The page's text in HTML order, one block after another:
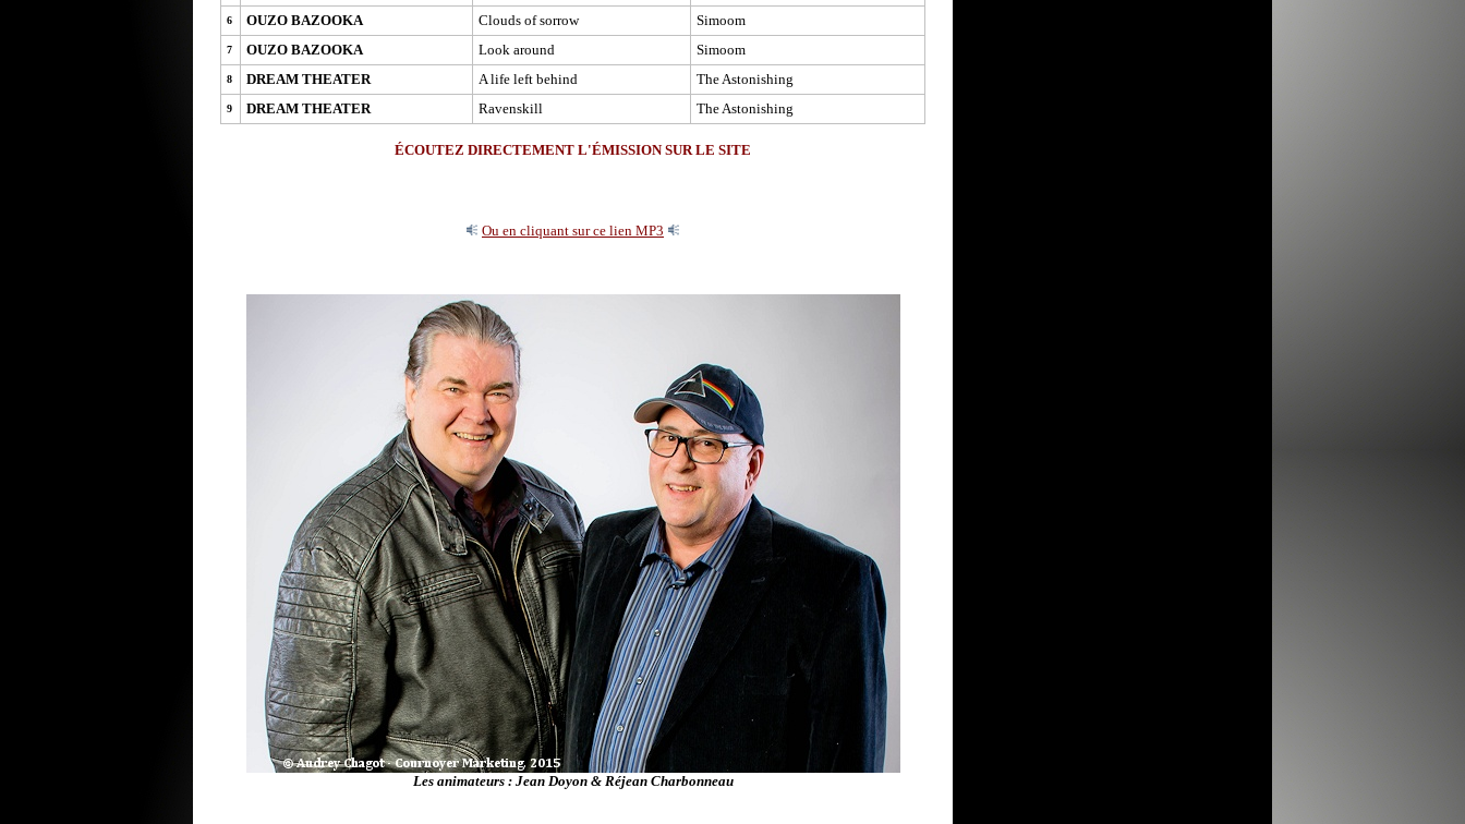
6 OUZO BAZOOKA Clouds of sorrow Simoom
7 OUZO BAZOOKA Look around Simoom
8 DREAM THEATER A life left behind The Astonishing
9 DREAM THEATER Ravenskill The Astonishing
ÉCOUTEZ DIRECTEMENT L'ÉMISSION SUR LE SITE
Ou en cliquant sur ce lien MP3
Les animateurs : Jean Doyon & Réjean Charbonneau